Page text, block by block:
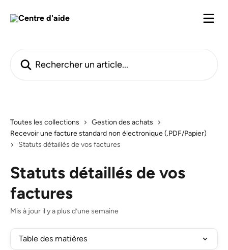
Toutes les collections
Gestion des achats
Recevoir une facture standard non électronique (.PDF/Papier)
Statuts détaillés de vos factures
Statuts détaillés de vos
factures
Mis à jour il y a plus d’une semaine
Table des matières